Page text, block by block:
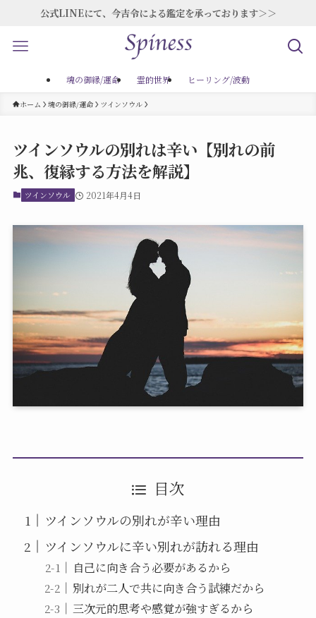
公式LINEにて、今吉令による鑑定を承っております＞＞
魂の御縁/運命 霊的世界 ヒーリング/波動
ホーム 魂の御縁/運命 ツインソウル
ツインソウルの別れは辛い【別れの前
兆、復縁する方法を解説】
ツインソウル 2021年4月4日
目次
ツインソウルの別れが辛い理由
ツインソウルに辛い別れが訪れる理由
自己に向き合う必要があるから
別れが二人で共に向き合う試練だから
三次元的思考や感覚が強すぎるから